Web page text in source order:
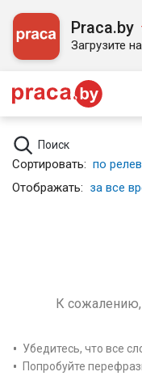
Praca.by
Загрузите
Поиск
Сортировать: по
Отображать: за все
К сожалению,
Убедитесь, что все
Попробуйте